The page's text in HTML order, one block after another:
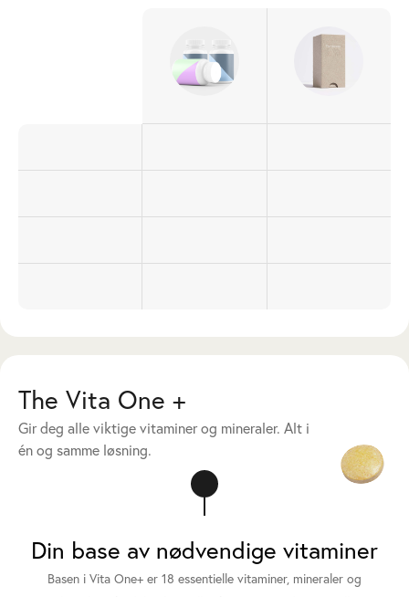
The Vita One +
Gir deg alle viktige vitaminer og mineraler. Alt i
én og samme løsning.
Din base av nødvendige vitaminer
Basen i Vita One+ er 18 essentielle vitaminer, mineraler og